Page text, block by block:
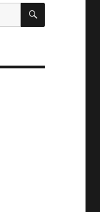
BUSCAR